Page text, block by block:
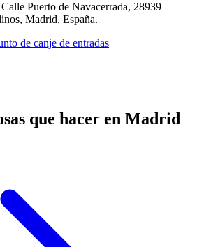
Puerto de Navacerrada, 28939
Madrid, España.
de canje de entradas
que hacer en Madrid